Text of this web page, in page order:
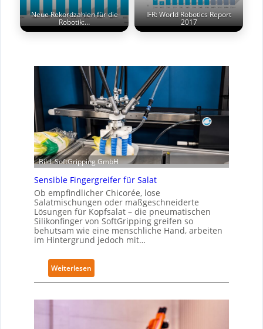
Neue Rekordzahlen für die
Robotik:…
IFR: World Robotics Report
2017
Bild: SoftGripping GmbH
Sensible Fingergreifer für Salat
Ob empfindlicher Chicorée, lose
Salatmischungen oder maßgeschneiderte
Lösungen für Kopfsalat – die pneumatischen
Silikonfinger von SoftGripping greifen so
behutsam wie eine menschliche Hand, arbeiten
im Hintergrund jedoch mit…
Weiterlesen
S